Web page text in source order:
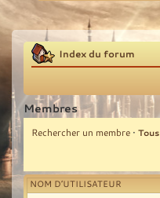
Index du forum
Membres
Rechercher un membre • Tous
NOM D’UTILISATEUR